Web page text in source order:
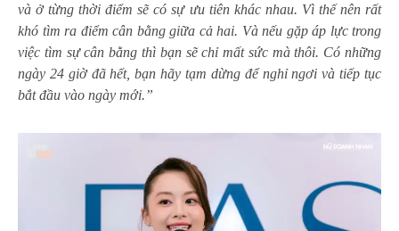
và ở từng thời điểm sẽ có sự ưu tiên khác nhau. Vì thế nên rất
khó tìm ra điểm cân bằng giữa cả hai. Và nếu gặp áp lực trong
việc tìm sự cân bằng thì bạn sẽ chỉ mất sức mà thôi. Có những
ngày 24 giờ đã hết, bạn hãy tạm dừng để nghỉ ngơi và tiếp tục
bắt đầu vào ngày mới.”